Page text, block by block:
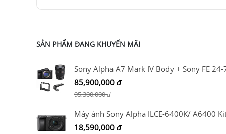
SẢN PHẨM ĐANG KHUYẾN MÃI
85,900,000 đ
95,300,000đ
18,590,000 đ